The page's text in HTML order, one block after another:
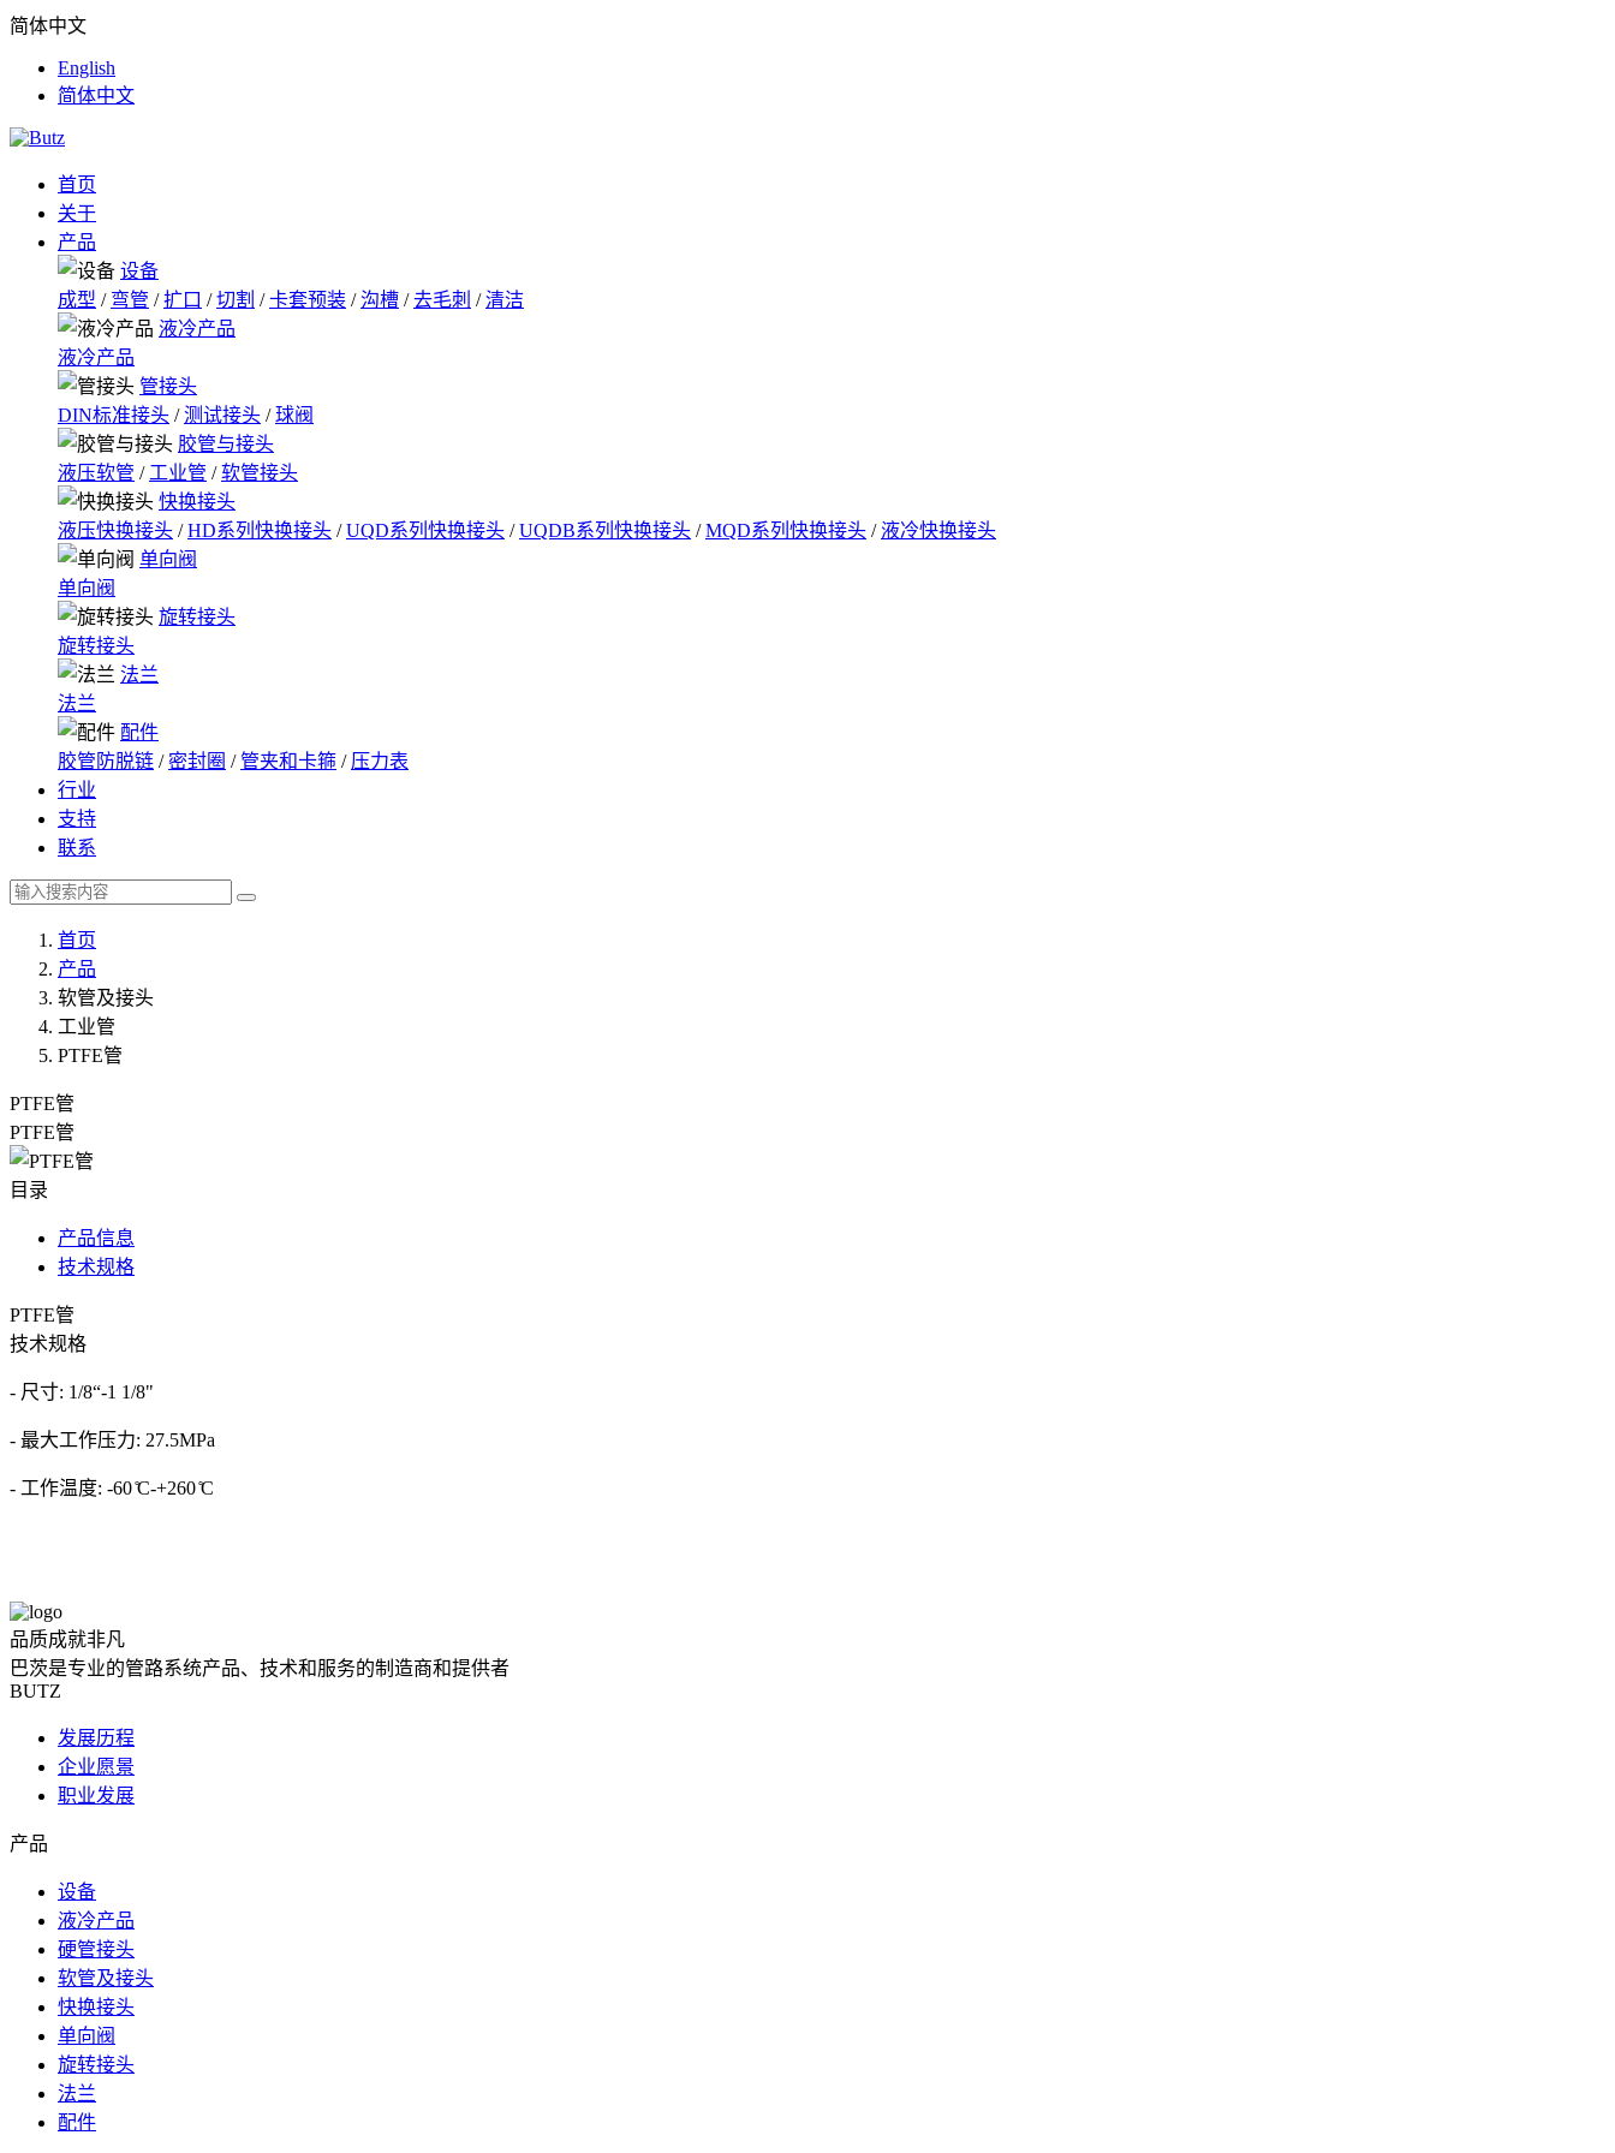
简体中文
English
简体中文
首页
关于
产品
设备
成型 / 弯管 /扩口 /切割 /卡套预装 /沟槽 /去毛刺 /清洁
液冷产品
液冷产品
管接头
DIN标准接头 /测试接头 /球阀
胶管与接头
液压软管 / 工业管 /软管接头
快换接头
液压快换接头 /HD系列快换接头 /UQD系列快换接头 /UQDB系列快换接头 /MQD系列快换接头 / 液冷快换接头
单向阀
单向阀
旋转接头
旋转接头
法兰
法兰
配件
胶管防脱链 / 密封圈 / 管夹和卡箍 / 压力表
行业
支持
联系
首页
产品
软管及接头
工业管
PTFE管
PTFE管
PTFE管
目录
产品信息
技术规格
PTFE管
技术规格
- 尺寸: 1/8“-1 1/8"
- 最大工作压力: 27.5MPa
- 工作温度: -60 ̊C-+260 ̊C
品质成就非凡
巴茨是专业的管路系统产品、技术和服务的制造商和提供者
BUTZ
发展历程
企业愿景
职业发展
产品
设备
液冷产品
硬管接头
软管及接头
快换接头
单向阀
旋转接头
法兰
配件